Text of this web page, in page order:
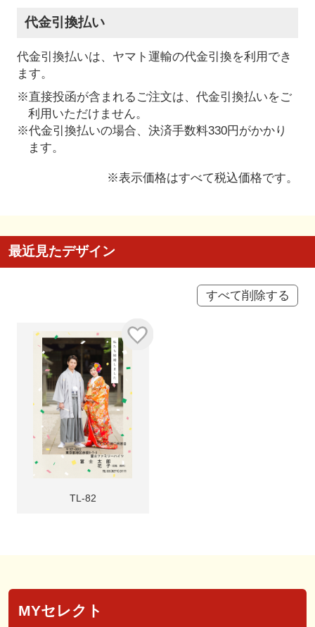
代金引換払い
代金引換払いは、ヤマト運輸の代金引換を利用でき
ます。
※直接投函が含まれるご注文は、代金引換払いをご
利用いただけません。
※代金引換払いの場合、決済手数料330円がかかり
ます。
※表示価格はすべて税込価格です。
最近見たデザイン
すべて削除する
TL-82
MYセレクト